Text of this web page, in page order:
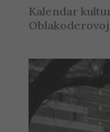
Kalendar